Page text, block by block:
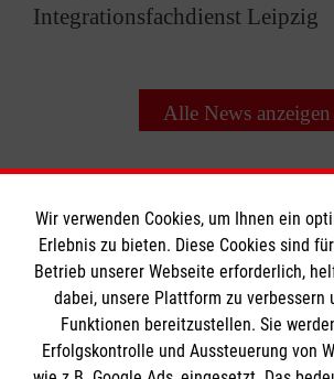
Integrationsfachdienst Leipzig
Alle News anzeigen
Informationen
Impressum
Wir verwenden Cookies, um Ihnen ein
Erlebnis zu bieten. Diese Cookies sind
Betrieb unserer Webseite erforderlich,
dabei, unsere Plattform zu verbessern
Funktionen bereitzustellen. Sie
Erfolgskontrolle und Aussteuerung von